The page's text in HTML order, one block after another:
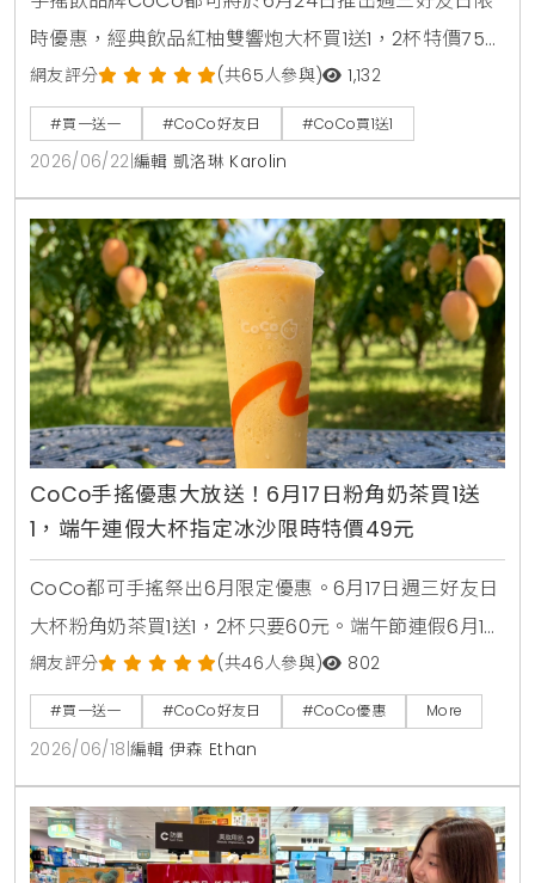
時優惠，經典飲品紅柚雙響炮大杯買1送1，2杯特價75
元。消費者透過官方LINE帳號領取優惠券，即可在線上
點餐平台享有第二杯0元優惠，每人限領2張。
網友評分 (共65人參與) 1,132
#買一送一 #CoCo好友日 #CoCo買1送1
2026/06/22 編輯 凱洛琳 Karolin
CoCo手搖優惠大放送！6月17日粉角奶茶買1送
1，端午連假大杯指定冰沙限時特價49元
CoCo都可手搖祭出6月限定優惠。6月17日週三好友日
大杯粉角奶茶買1送1，2杯只要60元。端午節連假6月19
日至6月21日加碼消暑活動，大杯芒果冰沙、雪沙椰椰
咖啡、雪沙椰椰冬瓜3款指定特調冰沙限時特價49元。
網友評分 (共46人參與) 802
#買一送一 #CoCo好友日 #CoCo優惠 More
2026/06/18 編輯 伊森 Ethan